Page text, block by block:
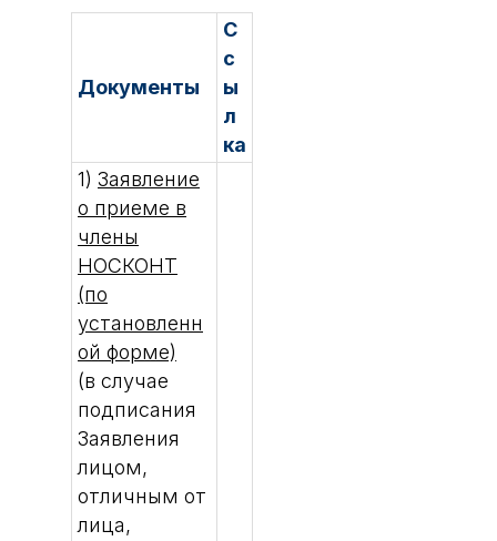
Документы
С
с
ы
л
ка
1) Заявление
о приеме в
члены
НОСКОНТ
(по
установленн
ой форме)
(в случае
подписания
Заявления
лицом,
отличным от
лица,